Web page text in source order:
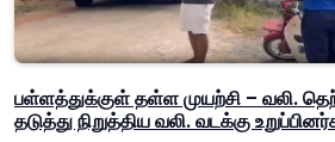
பள்ளத்துக்குள் தள்ள முயற்சி – வலி.
தடுத்து நிறுத்திய வலி. வடக்கு